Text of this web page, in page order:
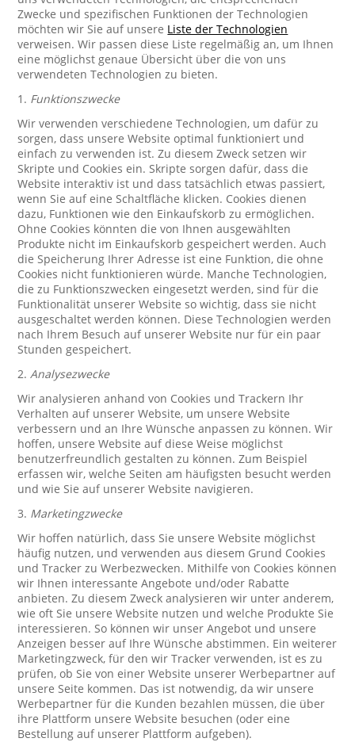
Zwecke und spezifischen Funktionen der Technologien
möchten wir Sie auf unsere Liste der Technologien
verweisen. Wir passen diese Liste regelmäßig an, um Ihnen
eine möglichst genaue Übersicht über die von uns
verwendeten Technologien zu bieten.
1. Funktionszwecke
Wir verwenden verschiedene Technologien, um dafür zu
sorgen, dass unsere Website optimal funktioniert und
einfach zu verwenden ist. Zu diesem Zweck setzen wir
Skripte und Cookies ein. Skripte sorgen dafür, dass die
Website interaktiv ist und dass tatsächlich etwas passiert,
wenn Sie auf eine Schaltfläche klicken. Cookies dienen
dazu, Funktionen wie den Einkaufskorb zu ermöglichen.
Ohne Cookies könnten die von Ihnen ausgewählten
Produkte nicht im Einkaufskorb gespeichert werden. Auch
die Speicherung Ihrer Adresse ist eine Funktion, die ohne
Cookies nicht funktionieren würde. Manche Technologien,
die zu Funktionszwecken eingesetzt werden, sind für die
Funktionalität unserer Website so wichtig, dass sie nicht
ausgeschaltet werden können. Diese Technologien werden
nach Ihrem Besuch auf unserer Website nur für ein paar
Stunden gespeichert.
2.Analysezwecke
Wir analysieren anhand von Cookies und Trackern Ihr
Verhalten auf unserer Website, um unsere Website
verbessern und an Ihre Wünsche anpassen zu können. Wir
hoffen, unsere Website auf diese Weise möglichst
benutzerfreundlich gestalten zu können. Zum Beispiel
erfassen wir, welche Seiten am häufigsten besucht werden
und wie Sie auf unserer Website navigieren.
3. Marketingzwecke
Wir hoffen natürlich, dass Sie unsere Website möglichst
häufig nutzen, und verwenden aus diesem Grund Cookies
und Tracker zu Werbezwecken. Mithilfe von Cookies können
wir Ihnen interessante Angebote und/oder Rabatte
anbieten. Zu diesem Zweck analysieren wir unter anderem,
wie oft Sie unsere Website nutzen und welche Produkte Sie
interessieren. So können wir unser Angebot und unsere
Anzeigen besser auf Ihre Wünsche abstimmen. Ein weiterer
Marketingzweck, für den wir Tracker verwenden, ist es zu
prüfen, ob Sie von einer Website unserer Werbepartner auf
unsere Seite kommen. Das ist notwendig, da wir unsere
Werbepartner für die Kunden bezahlen müssen, die über
ihre Plattform unsere Website besuchen (oder eine
Bestellung auf unserer Plattform aufgeben).